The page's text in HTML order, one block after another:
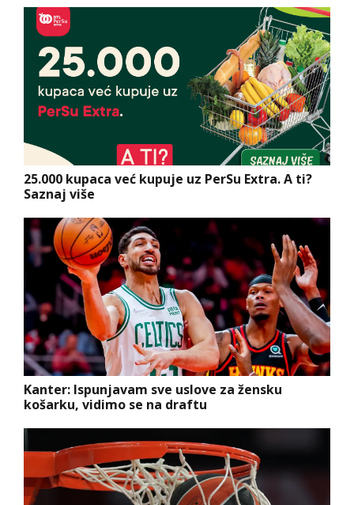
25.000 kupaca već kupuje uz PerSu Extra. A ti?
Saznaj više
Kanter: Ispunjavam sve uslove za žensku
košarku, vidimo se na draftu